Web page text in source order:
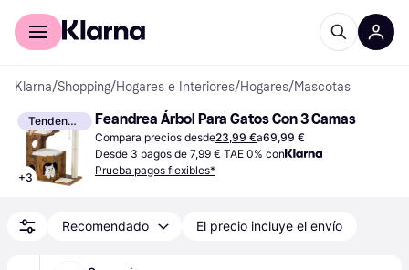
Comprar con Klarna
Klarna/Shopping/Hogares e Interiores/Hogares/Mascotas
Tendencia
+3
Feandrea Árbol Para Gatos Con 3 Camas
Compara precios desde23,99 €a69,99 €
Desde 3 pagos de 7,99 € TAE 0% con
Prueba pagos flexibles*
Recomendado El precio incluye el envío